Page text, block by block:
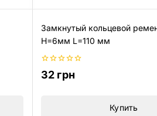
Замкнутый кольцевой
H=6мм L=110 мм
0
из
32 грн
Купить